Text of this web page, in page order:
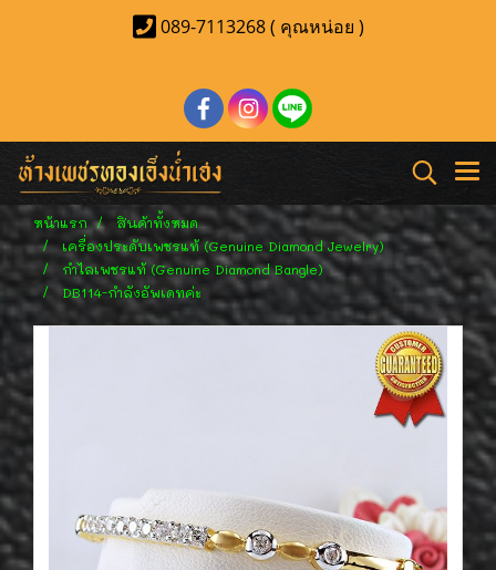
089-7113268 ( คุณหน่อย )
หน้าแรก
สินค้าทั้งหมด
เครื่องประดับเพชรแท้ (Genuine Diamond Jewelry)
กำไลเพชรแท้ (Genuine Diamond Bangle)
DB114-กำลังอัพเดทค่ะ